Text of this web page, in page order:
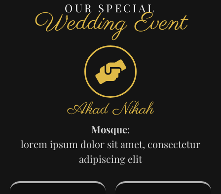
OUR SPECIAL
Wedding Event
Akad Nikah
Mosque:
lorem ipsum dolor sit amet, consectetur
adipiscing elit